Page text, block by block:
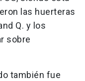
las huerteras
Q. y los
sobre
también fue